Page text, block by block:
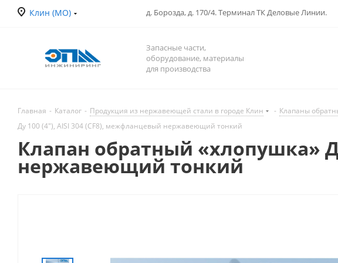
Клин (МО) д. Борозда, д. 170/4. Терминал ТК Деловые Линии.
Запасные части,
оборудование, материалы
для производства
Главная - Каталог - Продукция из нержавеющей стали в городе Клин - Клапаны
Ду 100 (4"), AISI 304 (CF8), межфланцевый нержавеющий тонкий
Клапан обратный «хлопушка»
нержавеющий тонкий